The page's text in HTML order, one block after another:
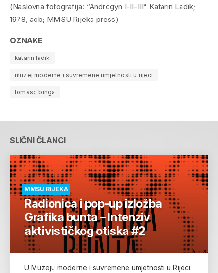
(Naslovna fotografija: “Androgyn I-II-III” Katarin Ladik;
1978, acb; MMSU Rijeka press)
OZNAKE
katarin ladik
muzej moderne i suvremene umjetnosti u rijeci
tomaso binga
SLIČNI ČLANCI
MMSU RIJEKA
Radionica i pop-up izložba
Grafika bunta – Intenziv
aktivističkog otiska #2
U Muzeju moderne i suvremene umjetnosti u Rijeci